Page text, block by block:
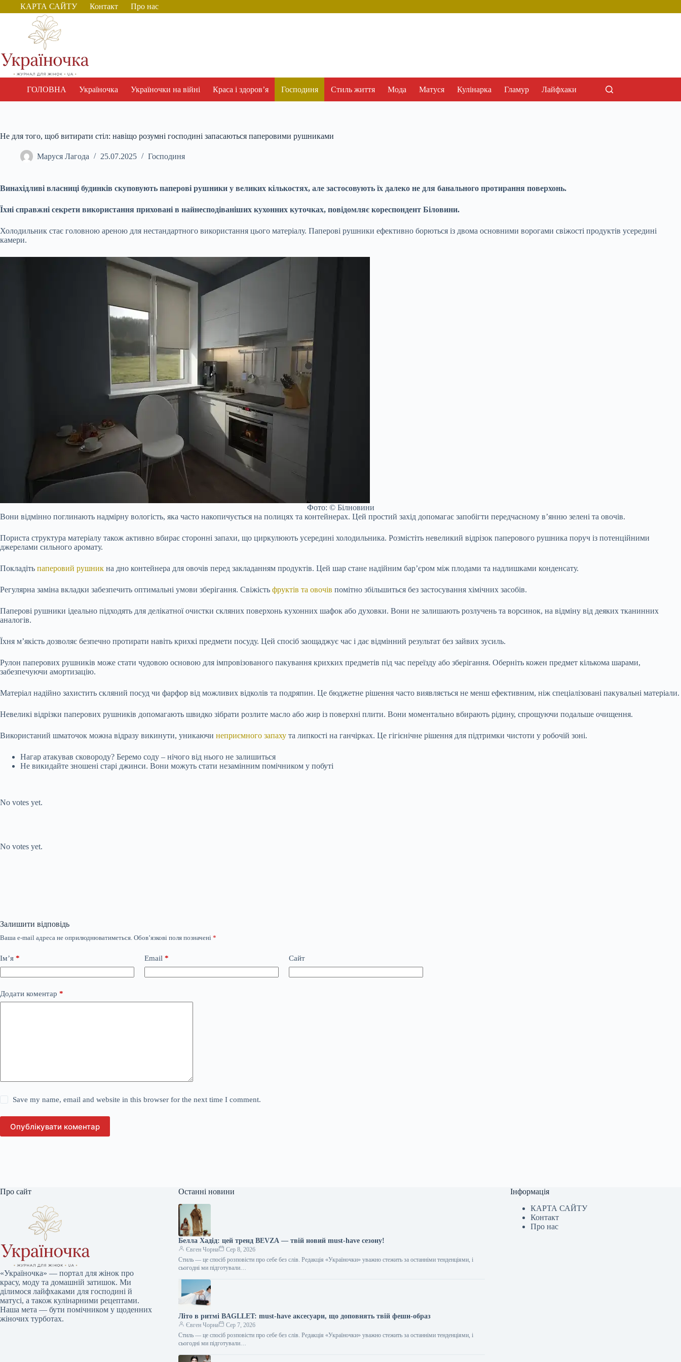
Перейти
до
КАРТА САЙТУ Контакт Про нас
ГОЛОВНА Україночка Україночки на війні Краса і здоров’я Господиня Стиль життя Мода Матуся Кулінарка Гламур Лайфхаки
Не для того, щоб витирати стіл: навіщо розумні господині запасаються паперовими рушниками
Маруся Лагода 25.07.2025 Господиня
Винахідливі власниці будинків скуповують паперові рушники у великих кількостях, але застосовують їх далеко не для банального протирання поверхонь.
Їхні справжні секрети використання приховані в найнесподіваніших кухонних куточках, повідомляє кореспондент Біловини.
Холодильник стає головною ареною для нестандартного використання цього матеріалу. Паперові рушники ефективно борються із двома основними ворогами свіжості продуктів усередині
камери.
Фото: © Білновини
Вони відмінно поглинають надмірну вологість, яка часто накопичується на полицях та контейнерах. Цей простий захід допомагає запобігти передчасному в’янню зелені та овочів.
Пориста структура матеріалу також активно вбирає сторонні запахи, що циркулюють усередині холодильника. Розмістіть невеликий відрізок паперового рушника поруч із потенційними
джерелами сильного аромату.
Покладіть паперовий рушник на дно контейнера для овочів перед закладанням продуктів. Цей шар стане надійним бар’єром між плодами та надлишками конденсату.
Регулярна заміна вкладки забезпечить оптимальні умови зберігання. Свіжість фруктів та овочів помітно збільшиться без застосування хімічних засобів.
Паперові рушники ідеально підходять для делікатної очистки скляних поверхонь кухонних шафок або духовки. Вони не залишають розлучень та ворсинок, на відміну від деяких тканинних
аналогів.
Їхня м’якість дозволяє безпечно протирати навіть крихкі предмети посуду. Цей спосіб заощаджує час і дає відмінний результат без зайвих зусиль.
Рулон паперових рушників може стати чудовою основою для імпровізованого пакування крихких предметів під час переїзду або зберігання. Оберніть кожен предмет кількома шарами,
забезпечуючи амортизацію.
Матеріал надійно захистить скляний посуд чи фарфор від можливих відколів та подряпин. Це бюджетне рішення часто виявляється не менш ефективним, ніж спеціалізовані пакувальні матеріали.
Невеликі відрізки паперових рушників допомагають швидко зібрати розлите масло або жир із поверхні плити. Вони моментально вбирають рідину, спрощуючи подальше очищення.
Використаний шматочок можна відразу викинути, уникаючи неприємного запаху та липкості на ганчірках. Це гігієнічне рішення для підтримки чистоти у робочій зоні.
Нагар атакував сковороду? Беремо соду – нічого від нього не залишиться
Не викидайте зношені старі джинси. Вони можуть стати незамінним помічником у побуті
No votes yet.
No votes yet.
Залишити відповідь
Ваша e-mail адреса не оприлюднюватиметься. Обов’язкові поля позначені *
Ім’я * Email * Сайт
Додати коментар *
Save my name, email and website in this browser for the next time I comment.
Опублікувати коментар
Про сайт
«Україночка» — портал для жінок про
красу, моду та домашній затишок. Ми
ділимося лайфхаками для господині й
матусі, а також кулінарними рецептами.
Наша мета — бути помічником у щоденних
жіночих турботах.
Останні новини
Белла Хадід: цей тренд BEVZA — твій новий must-have сезону!
Євген Чорна
Сер 8, 2026
Стиль — це спосіб розповісти про себе без слів. Редакція «Україночки» уважно стежить за останніми тенденціями, і
сьогодні ми підготували…
Літо в ритмі BAGLLET: must-have аксесуари, що доповнять твій фешн-образ
Євген Чорна
Сер 7, 2026
Стиль — це спосіб розповісти про себе без слів. Редакція «Україночки» уважно стежить за останніми тенденціями, і
сьогодні ми підготували…
Інформація
КАРТА САЙТУ
Контакт
Про нас